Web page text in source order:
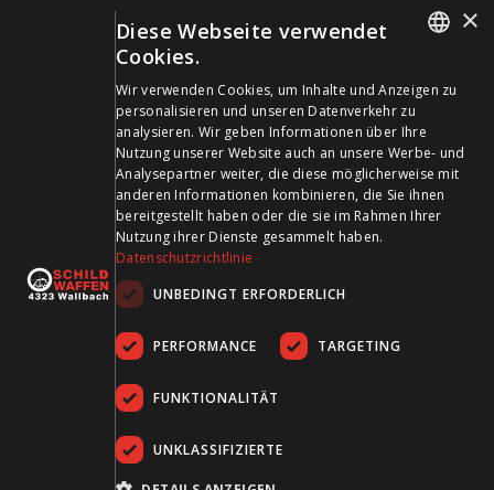
info@schildwaffen.ch
Zahlungsmittel
Besuchen Sie uns in den Sozialen Medien und bleiben Sie
auf dem Laufenden!
FRENCH
×
Diese Webseite verwendet
Cookies.
Wir verwenden Cookies, um Inhalte und Anzeigen zu
personalisieren und unseren Datenverkehr zu
analysieren. Wir geben Informationen über Ihre
Nutzung unserer Website auch an unsere Werbe- und
Analysepartner weiter, die diese möglicherweise mit
anderen Informationen kombinieren, die Sie ihnen
bereitgestellt haben oder die sie im Rahmen Ihrer
Nutzung ihrer Dienste gesammelt haben.
Datenschutzrichtlinie
UNBEDINGT ERFORDERLICH
PERFORMANCE TARGETING
FUNKTIONALITÄT
UNKLASSIFIZIERTE